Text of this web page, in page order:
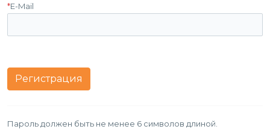
*E-Mail
Пароль должен быть не менее 6 символов длиной.